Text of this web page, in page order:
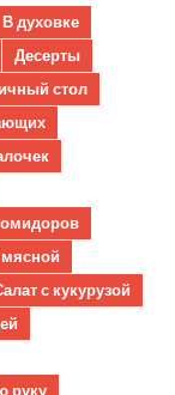
В духовке
Десерты
стол
с кукурузой
руку